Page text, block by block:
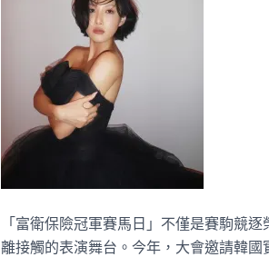
「富衛保險冠軍賽馬日」不僅是賽駒競
離接觸的表演舞台。今年，大會邀請韓